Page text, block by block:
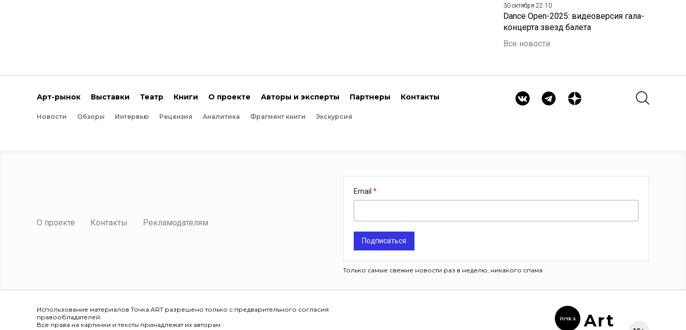
30 октября 22:10
Dance Open-2025: видеоверсия гала-
концерта звезд балета
Все новости
Арт-рынок Выставки Театр Книги О проекте Авторы и эксперты Партнеры Контакты
Новости Обзоры Интервью Рецензия Аналитика Фрагмент книги Экскурсия
О проекте Контакты Рекламодателям
Email
Подписаться
Только самые свежие новости раз в неделю, никакого спама
Использование материалов Точка ART разрешено только с предварительного согласия
правообладателей.
Все права на картинки и тексты принадлежат их авторам.
ТОЧК А Art